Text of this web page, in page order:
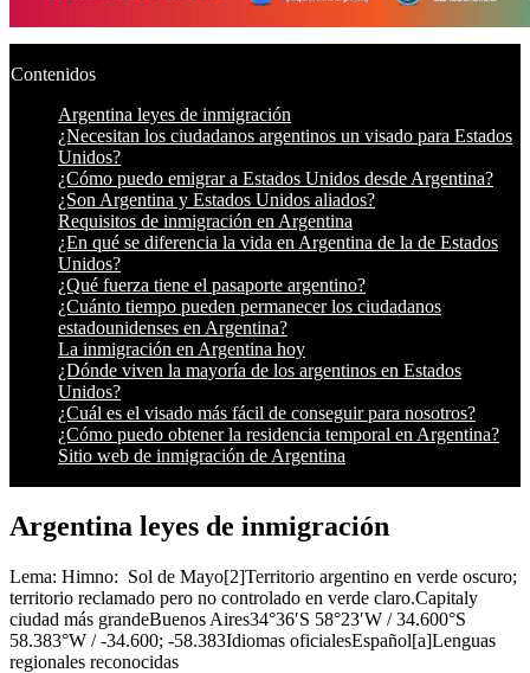
Contenidos
Argentina leyes de inmigración
¿Necesitan los ciudadanos argentinos un visado para Estados
Unidos?
¿Cómo puedo emigrar a Estados Unidos desde Argentina?
¿Son Argentina y Estados Unidos aliados?
Requisitos de inmigración en Argentina
¿En qué se diferencia la vida en Argentina de la de Estados
Unidos?
¿Qué fuerza tiene el pasaporte argentino?
¿Cuánto tiempo pueden permanecer los ciudadanos
estadounidenses en Argentina?
La inmigración en Argentina hoy
¿Dónde viven la mayoría de los argentinos en Estados
Unidos?
¿Cuál es el visado más fácil de conseguir para nosotros?
¿Cómo puedo obtener la residencia temporal en Argentina?
Sitio web de inmigración de Argentina
Argentina leyes de inmigración
Lema: Himno: Sol de Mayo[2]Territorio argentino en verde oscuro;
territorio reclamado pero no controlado en verde claro.Capitaly
ciudad más grandeBuenos Aires34°36′S 58°23′W / 34.600°S
58.383°W / -34.600; -58.383Idiomas oficialesEspañol[a]Lenguas
regionales reconocidas